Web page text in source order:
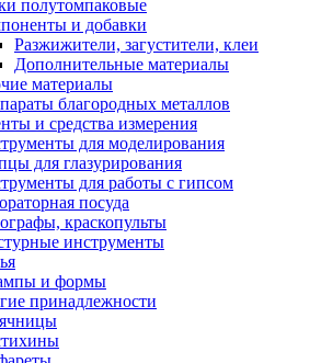
полутомпаковые
и добавки
Разжижители, загустители, клеи
Дополнительные материалы
материалы
благородных металлов
и средства измерения
для моделирования
для глазурирования
для работы с гипсом
посуда
краскопульты
инструменты
и формы
принадлежности